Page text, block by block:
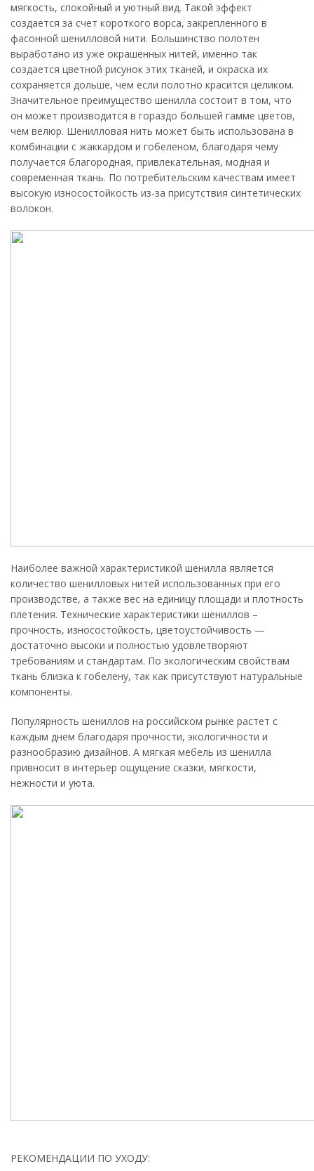
мягкость, спокойный и уютный вид. Такой эффект
создается за счет короткого ворса, закрепленного в
фасонной шенилловой нити. Большинство полотен
выработано из уже окрашенных нитей, именно так
создается цветной рисунок этих тканей, и окраска их
сохраняется дольше, чем если полотно красится целиком.
Значительное преимущество шенилла состоит в том, что
он может производится в гораздо большей гамме цветов,
чем велюр. Шенилловая нить может быть использована в
комбинации с жаккардом и гобеленом, благодаря чему
получается благородная, привлекательная, модная и
современная ткань. По потребительским качествам имеет
высокую износостойкость из-за присутствия синтетических
волокон.
Наиболее важной характеристикой шенилла является
количество шенилловых нитей использованных при его
производстве, а также вес на единицу площади и плотность
плетения. Технические характеристики шениллов –
прочность, износостойкость, цветоустойчивость —
достаточно высоки и полностью удовлетворяют
требованиям и стандартам. По экологическим свойствам
ткань близка к гобелену, так как присутствуют натуральные
компоненты.
Популярность шениллов на российском рынке растет с
каждым днем благодаря прочности, экологичности и
разнообразию дизайнов. А мягкая мебель из шенилла
привносит в интерьер ощущение сказки, мягкости,
нежности и уюта.
РЕКОМЕНДАЦИИ ПО УХОДУ: